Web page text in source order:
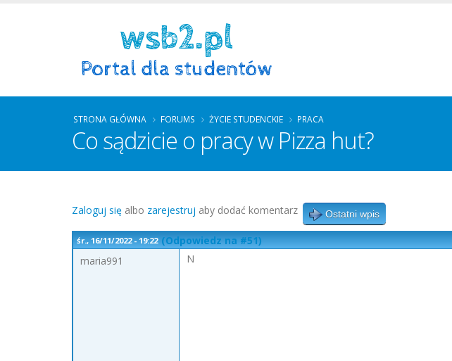
STRONA GŁÓWNA FORUMS ŻYCIE STUDENCKIE PRACA
Co sądzicie o pracy w Pizza hut?
Zaloguj się albo zarejestruj aby dodać komentarz Ostatni wpis
śr., 16/11/2022 - 19:22 (Odpowiedz na #51)
maria991
N